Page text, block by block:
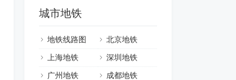
城市地铁
地铁线路图 北京地铁
上海地铁 深圳地铁
广州地铁 成都地铁